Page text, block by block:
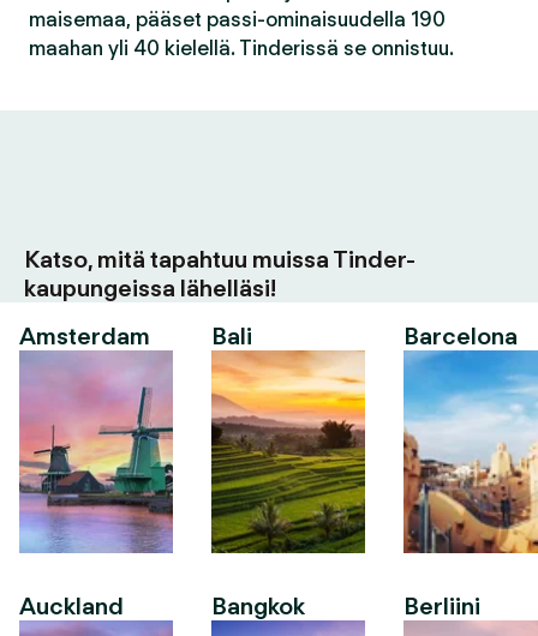
maisemaa, pääset passi-ominaisuudella 190
maahan yli 40 kielellä. Tinderissä se onnistuu.
Katso, mitä tapahtuu muissa Tinder-
kaupungeissa lähelläsi!
Amsterdam
Auckland
Bali
Bangkok
Barcelona
Berliini